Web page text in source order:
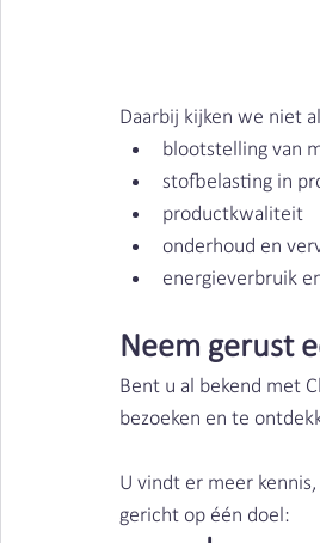
Daarbij kijken we niet
blootstelling van
stofbelasting in
productkwaliteit
onderhoud en
energieverbruik
Neem gerust
Bent u al bekend met
bezoeken en te
U vindt er meer
gericht op één doel: